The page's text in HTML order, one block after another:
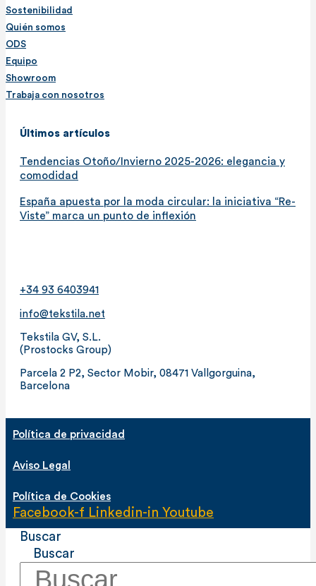
Sostenibilidad
Quién somos
ODS
Equipo
Showroom
Trabaja con nosotros
Últimos artículos
Tendencias Otoño/Invierno 2025-2026: elegancia y
comodidad
España apuesta por la moda circular: la iniciativa “Re-
Viste” marca un punto de inflexión
+34 93 6403941
info@tekstila.net
Tekstila GV, S.L.
(Prostocks Group)
Parcela 2 P2, Sector Mobir, 08471 Vallgorguina,
Barcelona
Política de privacidad
Aviso Legal
Política de Cookies
Facebook-f Linkedin-in Youtube
Buscar
Buscar